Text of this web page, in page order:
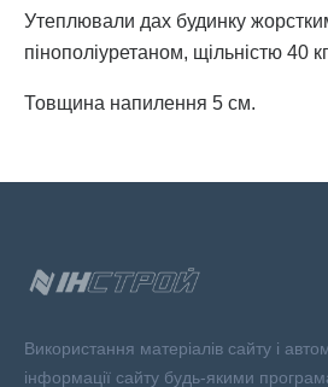
Утеплювали дах будинку
пінополіуретаном, щільністю 40
Товщина напилення 5 см.
Використання матеріалів сайту і
інформації сайту будь-якими